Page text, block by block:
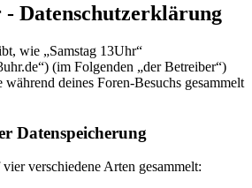
- Datenschutzerklärung
wie „Samstag 13Uhr“
(im Folgenden „der Betreiber“)
deines Foren-Besuchs gesammelt
Datenspeicherung
verschiedene Arten gesammelt: